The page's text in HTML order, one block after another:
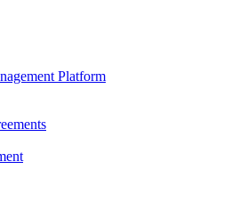
Platform